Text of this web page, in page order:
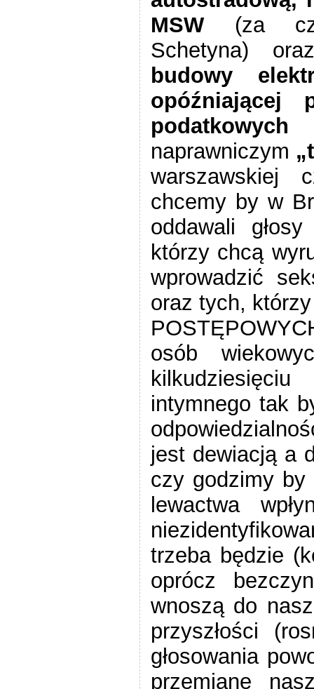
MSW (za
Schetyna)
budowy
opóźniającej
naprawniczym
warszawskiej
chcemy by w
oddawali
którzy chcą
wprowadzić
oraz tych,
osób
intymnego tak
jest dewiacją a
czy godzimy by
lewactwa
trzeba będzie
oprócz
wnoszą do
przyszłości
głosowania
przemianę